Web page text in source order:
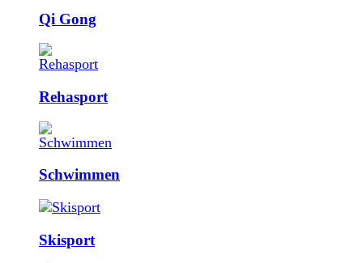
Qi Gong
Rehasport
Schwimmen
Skisport